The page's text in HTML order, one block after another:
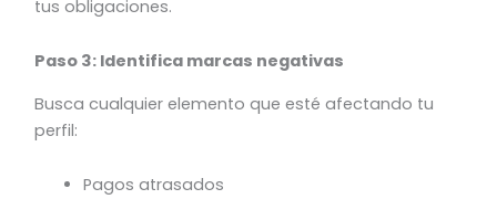
tus obligaciones.
Paso 3: Identifica marcas negativas
Busca cualquier elemento que esté afectando tu
perfil:
Pagos atrasados